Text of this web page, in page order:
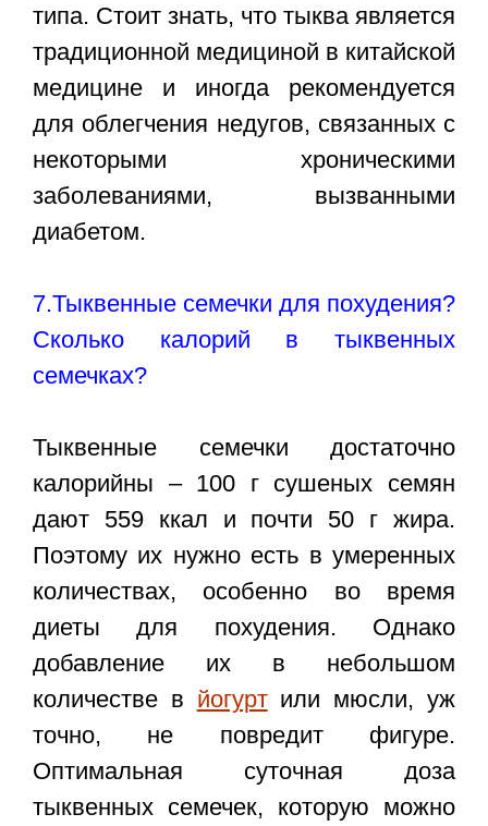
типа. Стоит знать, что тыква является
традиционной медициной в китайской
медицине и иногда рекомендуется
для облегчения недугов, связанных с
некоторыми хроническими
заболеваниями, вызванными
диабетом.
7.Тыквенные семечки для похудения?
Сколько калорий в тыквенных
семечках?
Тыквенные семечки достаточно
калорийны – 100 г сушеных семян
дают 559 ккал и почти 50 г жира.
Поэтому их нужно есть в умеренных
количествах, особенно во время
диеты для похудения. Однако
добавление их в небольшом
количестве в йогуртили мюсли, уж
точно, не повредит фигуре.
Оптимальная суточная доза
тыквенных семечек, которую можно